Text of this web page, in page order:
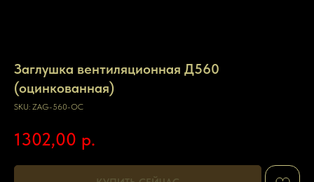
Заглушка вентиляционная Д560
(оцинкованная)
SKU: ZAG-560-OC
1302,00 р.